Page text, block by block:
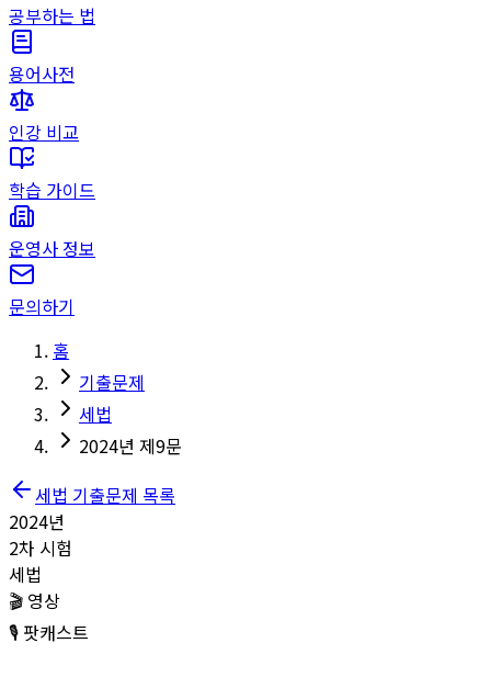
공부하는 법
용어사전
인강 비교
학습 가이드
운영사 정보
문의하기
홈
기출문제
세법
2024년 제9문
세법 기출문제 목록
2024년
2차 시험
세법
🎬 영상
🎙️ 팟캐스트